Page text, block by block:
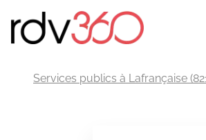
Services publics à Lafrançaise